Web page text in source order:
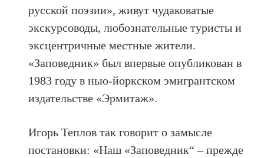
русской поэзии», живут чудаковатые
экскурсоводы, любознательные туристы и
эксцентричные местные жители.
«Заповедник» был впервые опубликован в
1983 году в нью-йоркском эмигрантском
издательстве «Эрмитаж».
Игорь Теплов так говорит о замысле
постановки: «Наш «Заповедник“ – прежде